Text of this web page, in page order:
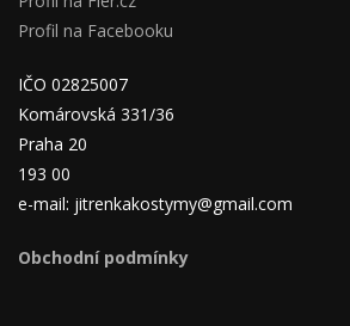
Profil na Facebooku
IČO 02825007
Komárovská 331/36
Praha 20
193 00
e-mail: jitrenkakostymy@gmail.com
Obchodní podmínky